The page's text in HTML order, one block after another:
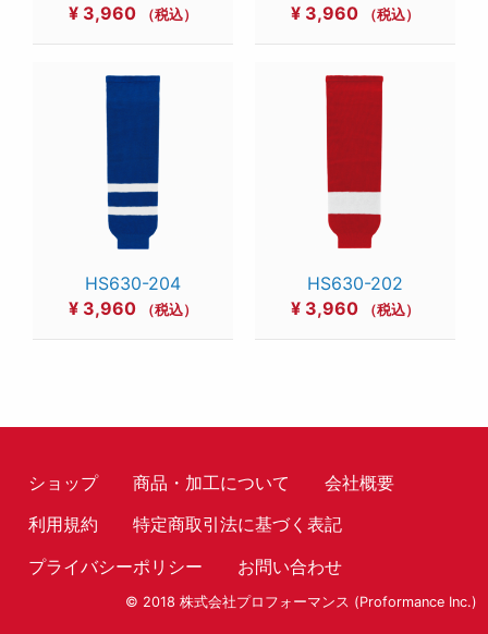
¥ 3,960 （税込）
¥ 3,960 （税込）
HS630-204
¥ 3,960 （税込）
HS630-202
¥ 3,960 （税込）
ショップ 商品・加工について
会社概要
利用規約
特定商取引法に基づく表記
プライバシーポリシー
お問い合わせ
© 2018 株式会社プロフォーマンス (Proformance Inc.)